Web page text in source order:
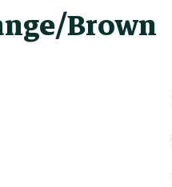
Brown